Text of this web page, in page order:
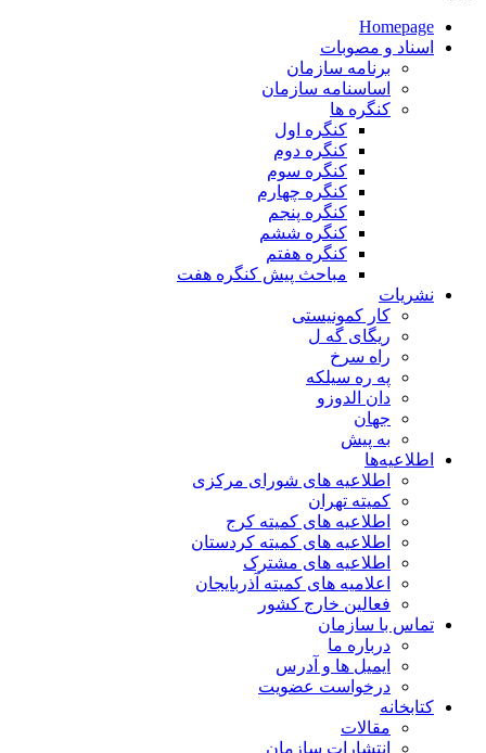
Homepage
اسناد و مصوبات
برنامه سازمان
اساسنامه سازمان
کنگره ها
کنگره اول
کنگره دوم
کنگره سوم
کنگره چهارم
کنگره پنجم
کنگره ششم
کنگره هفتم
مباحث پیش کنگره هفت
نشریات
کار کمونیستی
ریگای گه ل
راه سرخ
په ره سیلکه
دان الدوزو
جهان
به پیش
اطلاعیه‌ها
اطلاعیه های شورای مرکزی
کمیته تهران
اطلاعیه های کمیته کرج
اطلاعیه های کمیته کردستان
اطلاعیه های مشترک
اعلامیه های کمیته آذربایجان
فعالین خارج کشور
تماس با سازمان
درباره ما
ایمیل ها و آدرس
درخواست عضویت
کتابخانه
مقالات
انتشارات سازمان